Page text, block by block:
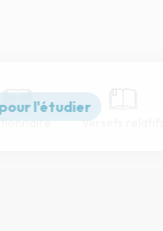
Versets relatifs